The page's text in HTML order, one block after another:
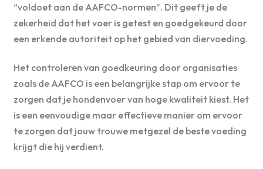
“voldoet aan de AAFCO-normen”. Dit geeft je de
zekerheid dat het voer is getest en goedgekeurd door
een erkende autoriteit op het gebied van diervoeding.
Het controleren van goedkeuring door organisaties
zoals de AAFCO is een belangrijke stap om ervoor te
zorgen dat je hondenvoer van hoge kwaliteit kiest. Het
is een eenvoudige maar effectieve manier om ervoor
te zorgen dat jouw trouwe metgezel de beste voeding
krijgt die hij verdient.